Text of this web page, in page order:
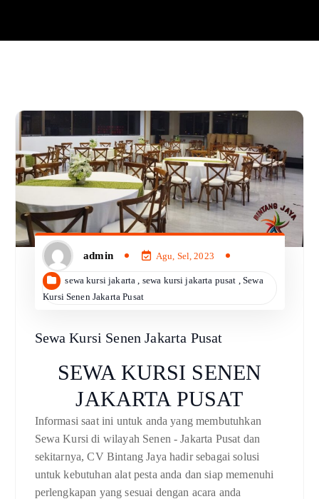
admin Agu, Sel, 2023
sewa kursi jakarta , sewa kursi jakarta pusat ,Sewa
Kursi Senen Jakarta Pusat
Sewa Kursi Senen Jakarta Pusat
SEWA KURSI SENEN
JAKARTA PUSAT
Informasi saat ini untuk anda yang membutuhkan
Sewa Kursi di wilayah Senen - Jakarta Pusat dan
sekitarnya, CV Bintang Jaya hadir sebagai solusi
untuk kebutuhan alat pesta anda dan siap memenuhi
perlengkapan yang sesuai dengan acara anda